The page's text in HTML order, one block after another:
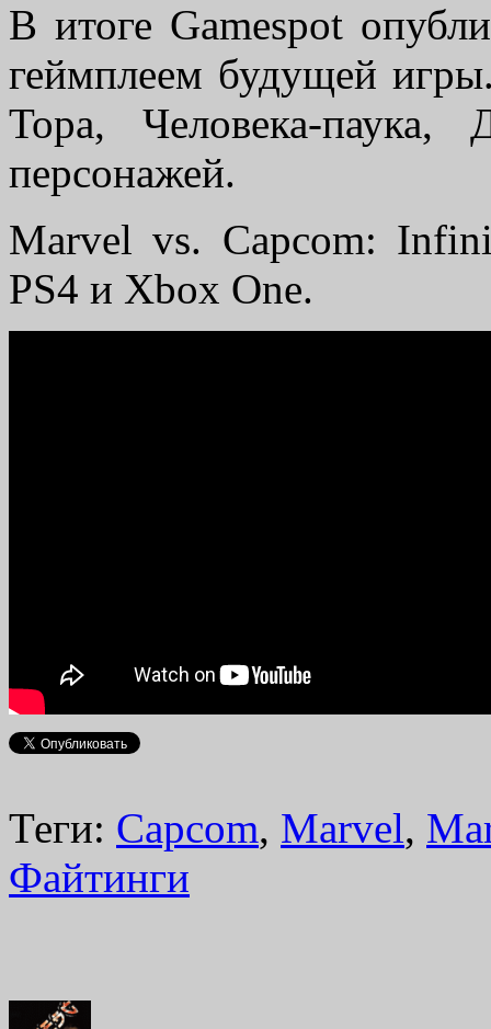
В итоге Gamespot
геймплеем будущей
Тора, Человека-
персонажей.
Marvel vs. Capcom:
PS4 и Xbox One.
Теги: Capcom, Marvel,
Файтинги